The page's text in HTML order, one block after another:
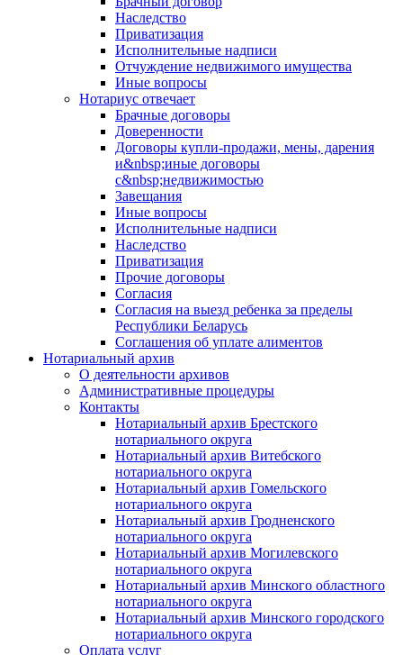
Наследство
Приватизация
Исполнительные надписи
Отчуждение недвижимого имущества
Иные вопросы
Нотариус отвечает
Брачные договоры
Доверенности
Договоры купли-продажи, мены, дарения
и&nbsp;иные договоры
с&nbsp;недвижимостью
Завещания
Иные вопросы
Исполнительные надписи
Наследство
Приватизация
Прочие договоры
Согласия
Согласия на выезд ребенка за пределы
Республики Беларусь
Соглашения об уплате алиментов
Нотариальный архив
О деятельности архивов
Административные процедуры
Контакты
Нотариальный архив Брестского
нотариального округа
Нотариальный архив Витебского
нотариального округа
Нотариальный архив Гомельского
нотариального округа
Нотариальный архив Гродненского
нотариального округа
Нотариальный архив Могилевского
нотариального округа
Нотариальный архив Минского областного
нотариального округа
Нотариальный архив Минского городского
нотариального округа
Оплата услуг